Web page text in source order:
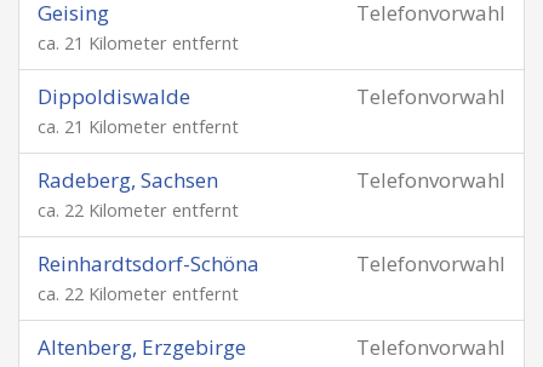
Telefonvorwahl
Geising
ca. 21 Kilometer entfernt
Telefonvorwahl
Dippoldiswalde
ca. 21 Kilometer entfernt
Telefonvorwahl
Radeberg, Sachsen
ca. 22 Kilometer entfernt
Telefonvorwahl
Reinhardtsdorf-Schöna
ca. 22 Kilometer entfernt
Telefonvorwahl
Altenberg, Erzgebirge